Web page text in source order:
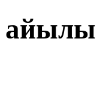
айылы